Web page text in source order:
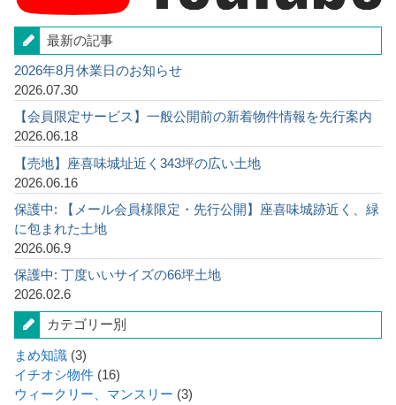
最新の記事
2026年8月休業日のお知らせ
2026.07.30
【会員限定サービス】一般公開前の新着物件情報を先行案内
2026.06.18
【売地】座喜味城址近く343坪の広い土地
2026.06.16
保護中: 【メール会員様限定・先行公開】座喜味城跡近く、緑
に包まれた土地
2026.06.9
保護中: 丁度いいサイズの66坪土地
2026.02.6
カテゴリー別
まめ知識 (3)
イチオシ物件 (16)
ウィークリー、マンスリー (3)